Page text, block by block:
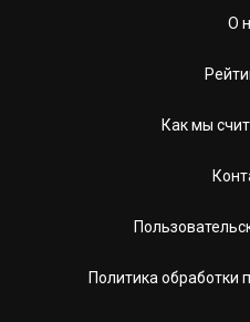
О
Как мы
Политика обработки